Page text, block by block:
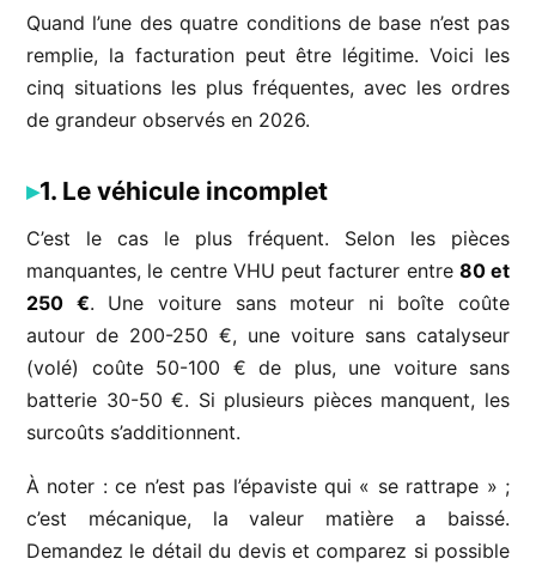
Quand l’une des quatre conditions de base n’est pas
remplie, la facturation peut être légitime. Voici les
cinq situations les plus fréquentes, avec les ordres
de grandeur observés en 2026.
1. Le véhicule incomplet
C’est le cas le plus fréquent. Selon les pièces
manquantes, le centre VHU peut facturer entre 80 et
250 €. Une voiture sans moteur ni boîte coûte
autour de 200-250 €, une voiture sans catalyseur
(volé) coûte 50-100 € de plus, une voiture sans
batterie 30-50 €. Si plusieurs pièces manquent, les
surcoûts s’additionnent.
À noter : ce n’est pas l’épaviste qui « se rattrape » ;
c’est mécanique, la valeur matière a baissé.
Demandez le détail du devis et comparez si possible